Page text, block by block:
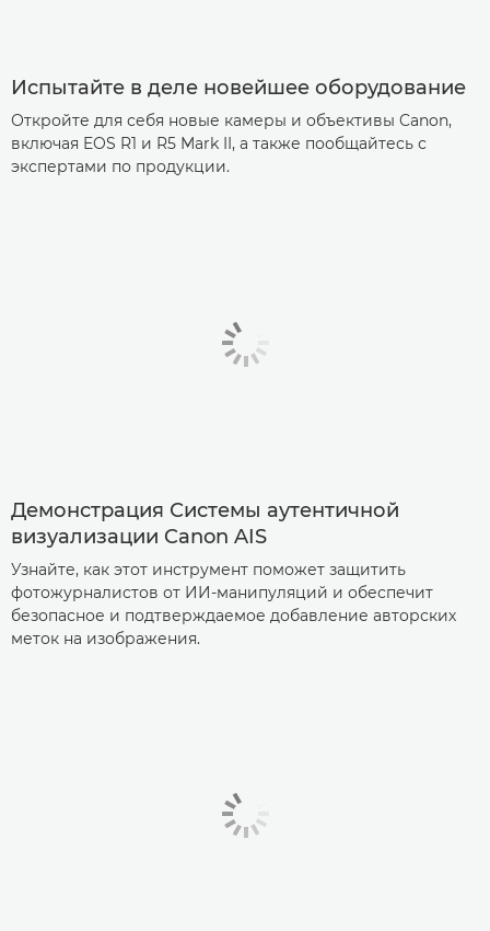
Испытайте в деле новейшее оборудование
Откройте для себя новые камеры и объективы Canon,
включая EOS R1 и R5 Mark II, а также пообщайтесь с
экспертами по продукции.
Демонстрация Системы аутентичной
визуализации Canon­ AIS
Узнайте, как этот инструмент поможет защитить
фотожурналистов от ИИ-манипуляций и обеспечит
безопасное и подтверждаемое добавление авторских
меток на изображения.